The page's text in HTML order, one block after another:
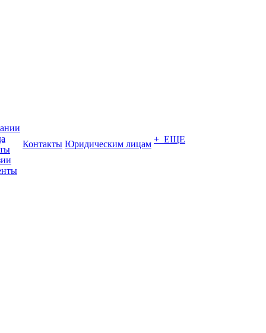
Контакты Юридическим лицам + ЕЩЕ